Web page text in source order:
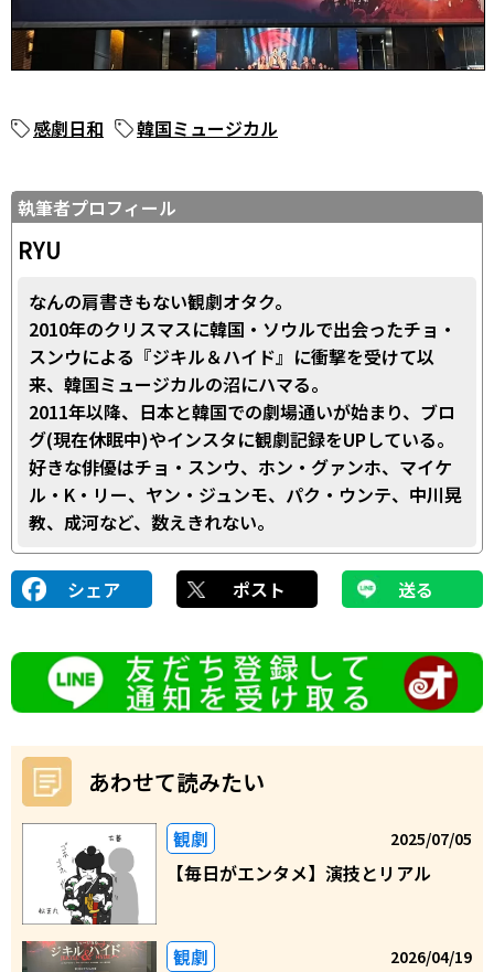
感劇日和 韓国ミュージカル
執筆者プロフィール
RYU
なんの肩書きもない観劇オタク。
2010年のクリスマスに韓国・ソウルで出会ったチョ・
スンウによる『ジキル＆ハイド』に衝撃を受けて以
来、韓国ミュージカルの沼にハマる。
2011年以降、日本と韓国での劇場通いが始まり、ブロ
グ(現在休眠中)やインスタに観劇記録をUPしている。
好きな俳優はチョ・スンウ、ホン・グァンホ、マイケ
ル・K・リー、ヤン・ジュンモ、パク・ウンテ、中川晃
教、成河など、数えきれない。
シェア ポスト 送る
あわせて読みたい
観劇 2025/07/05
【毎日がエンタメ】演技とリアル
観劇 2026/04/19